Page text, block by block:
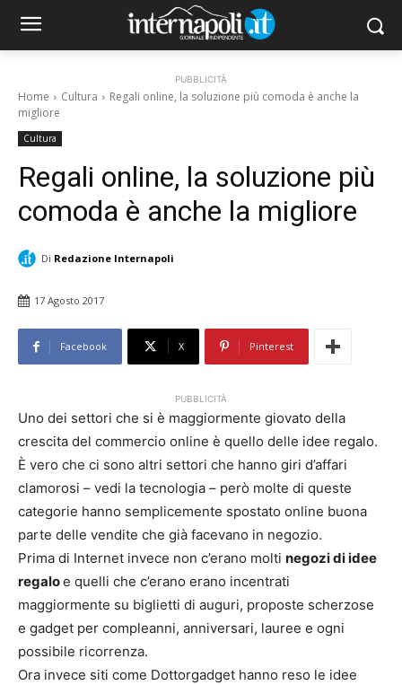
PUBBLICITÀ
Home Cultura
Regali online, la soluzione più comoda è anche la
migliore
Cultura
Regali online, la soluzione più
comoda è anche la migliore
Di Redazione Internapoli
17 Agosto 2017
Facebook X Pinterest
PUBBLICITÀ
Uno dei settori che si è maggiormente giovato della
crescita del commercio online è quello delle idee regalo.
È vero che ci sono altri settori che hanno giri d’affari
clamorosi – vedi la tecnologia – però molte di queste
categorie hanno semplicemente spostato online buona
parte delle vendite che già facevano in negozio.
Prima di Internet invece non c’erano molti negozi di idee
regaloe quelli che c’erano erano incentrati
maggiormente su biglietti di auguri, proposte scherzose
e gadget per compleanni, anniversari, lauree e ogni
possibile ricorrenza.
Ora invece siti come Dottorgadget hanno reso le idee